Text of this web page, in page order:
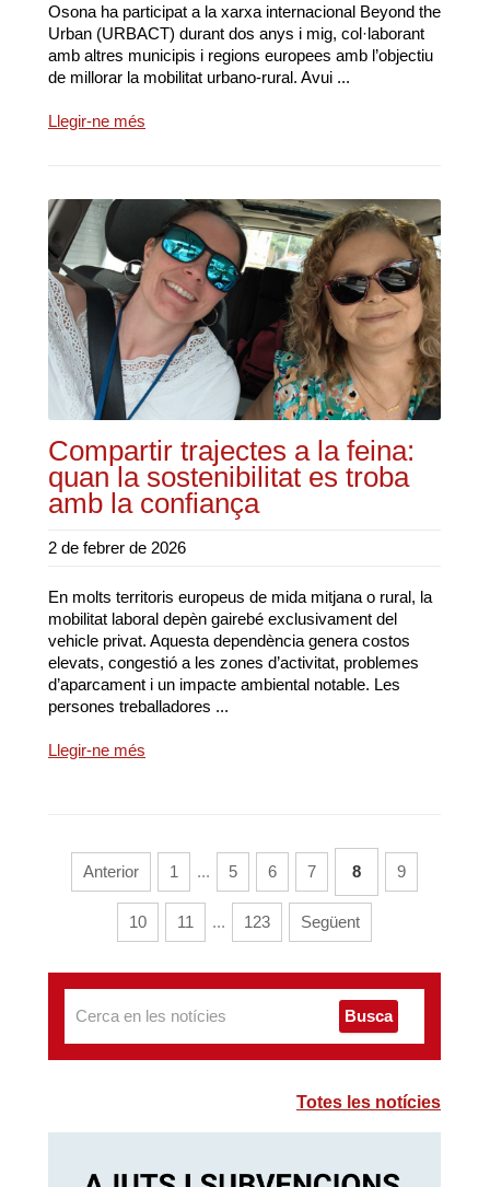
Osona ha participat a la xarxa internacional Beyond the
Urban (URBACT) durant dos anys i mig, col·laborant
amb altres municipis i regions europees amb l’objectiu
de millorar la mobilitat urbano-rural. Avui ...
Llegir-ne més
Compartir trajectes a la feina:
quan la sostenibilitat es troba
amb la confiança
2 de febrer de 2026
En molts territoris europeus de mida mitjana o rural, la
mobilitat laboral depèn gairebé exclusivament del
vehicle privat. Aquesta dependència genera costos
elevats, congestió a les zones d’activitat, problemes
d’aparcament i un impacte ambiental notable. Les
persones treballadores ...
Llegir-ne més
Anterior 1 ... 5 6 7 8 9
10 11 ... 123 Següent
Busca
Totes les notícies